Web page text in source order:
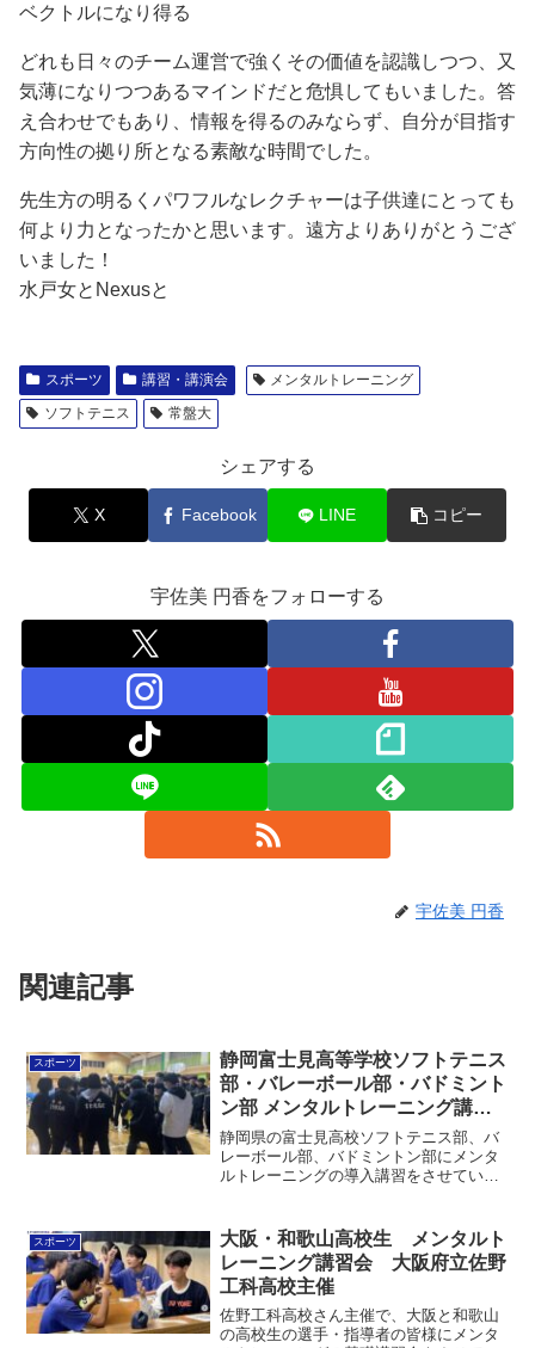
ベクトルになり得る
どれも日々のチーム運営で強くその価値を認識しつつ、又
気薄になりつつあるマインドだと危惧してもいました。答
え合わせでもあり、情報を得るのみならず、自分が目指す
方向性の拠り所となる素敵な時間でした。
先生方の明るくパワフルなレクチャーは子供達にとっても
何より力となったかと思います。遠方よりありがとうござ
いました！
水戸女とNexusと
スポーツ 講習・講演会
メンタルトレーニング
ソフトテニス
常盤大
シェアする
X Facebook LINE コピー
宇佐美 円香をフォローする
宇佐美 円香
関連記事
スポーツ
静岡富士見高等学校ソフトテニス
部・バレーボール部・バドミント
ン部 メンタルトレーニング講習
会
静岡県の富士見高校ソフトテニス部、バ
レーボール部、バドミントン部にメンタ
ルトレーニングの導入講習をさせていた
ていた高校でもあります。・イメージの
力と体感ワーク・反応の速...
スポーツ
大阪・和歌山高校生 メンタルト
レーニング講習会 大阪府立佐野
工科高校主催
佐野工科高校さん主催で、大阪と和歌山
の高校生の選手・指導者の皆様にメンタ